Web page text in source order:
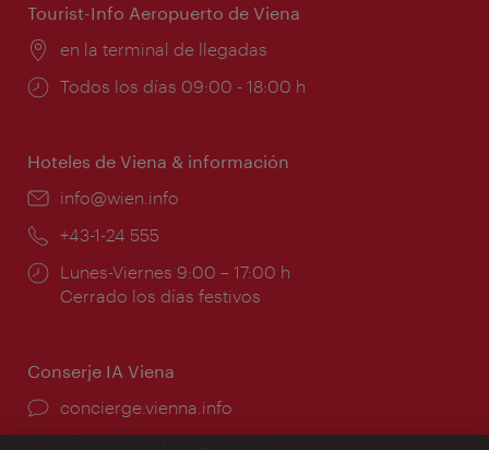
Tourist-Info Aeropuerto de Viena
Lugar:
en la terminal de llegadas
Horarios
Todos los días 09:00 - 18:00 h
Hoteles de Viena & información
e-
info@wien.info
Teléfono:
+43-1-24 555
Horarios
de
Lunes-Viernes 9:00 – 17:00 h
Cerrado los días festivos
Conserje IA Viena
concierge.vienna.info